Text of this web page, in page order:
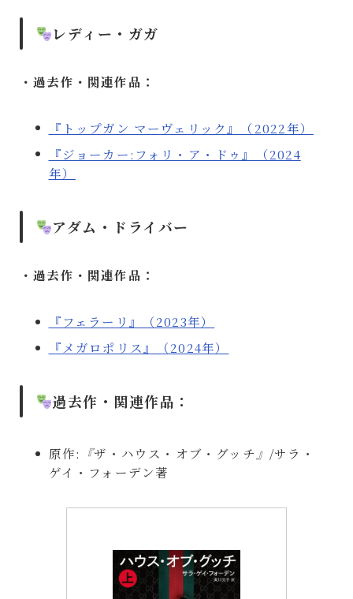
レディー・ガガ
・過去作・関連作品：
『トップガン マーヴェリック』（2022年）
『ジョーカー:フォリ・ア・ドゥ』（2024
年）
アダム・ドライバー
・過去作・関連作品：
『フェラーリ』（2023年）
『メガロポリス』（2024年）
過去作・関連作品：
原作: 『ザ・ハウス・オブ・グッチ 』 /サラ・
ゲイ・フォーデン著